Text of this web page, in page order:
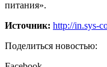
питания».
Источник: http://in.sys-
Поделиться новостью: